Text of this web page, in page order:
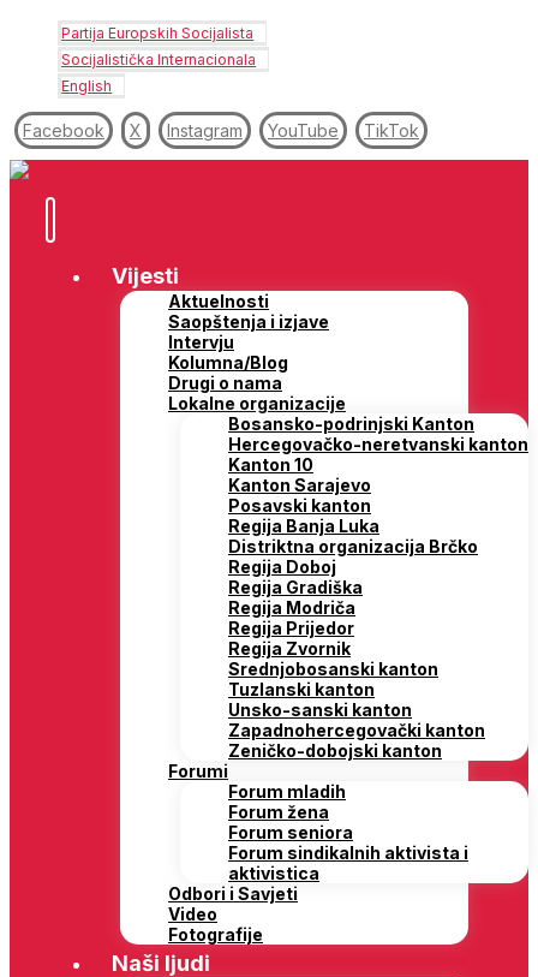
Partija Europskih Socijalista
Socijalistička Internacionala
English
Facebook X Instagram YouTube TikTok
Vijesti
Aktuelnosti
Saopštenja i izjave
Intervju
Kolumna/Blog
Drugi o nama
Lokalne organizacije
Bosansko-podrinjski Kanton
Hercegovačko-neretvanski kanton
Kanton 10
Kanton Sarajevo
Posavski kanton
Regija Banja Luka
Distriktna organizacija Brčko
Regija Doboj
Regija Gradiška
Regija Modriča
Regija Prijedor
Regija Zvornik
Srednjobosanski kanton
Tuzlanski kanton
Unsko-sanski kanton
Zapadnohercegovački kanton
Zeničko-dobojski kanton
Forumi
Forum mladih
Forum žena
Forum seniora
Forum sindikalnih aktivista i
aktivistica
Odbori i Savjeti
Video
Fotografije
Naši ljudi